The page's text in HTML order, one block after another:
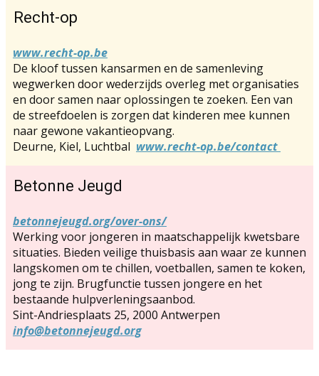
Recht-op
www.recht-op.be
De kloof tussen kansarmen en de samenleving
wegwerken door wederzijds overleg met organisaties
en door samen naar oplossingen te zoeken. Een van
de streefdoelen is zorgen dat kinderen mee kunnen
naar gewone vakantieopvang.
Deurne, Kiel, Luchtbal www.recht-op.be/contact
Betonne Jeugd
betonnejeugd.org/over-ons/
Werking voor jongeren in maatschappelijk kwetsbare
situaties. Bieden veilige thuisbasis aan waar ze kunnen
langskomen om te chillen, voetballen, samen te koken,
jong te zijn. Brugfunctie tussen jongere en het
bestaande hulpverleningsaanbod.
Sint-Andriesplaats 25, 2000 Antwerpen
info@betonnejeugd.org